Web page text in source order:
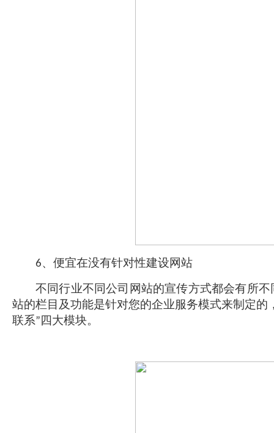
6、便宜在没有针对性建设网站
不同行业不同公司网站的宣传方式都会有所不
站的栏目及功能是针对您的企业服务模式来制定
联系” 四大模块。